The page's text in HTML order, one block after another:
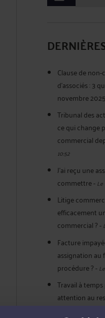
Clause de
d'associés : 3
novembre 2025
Tribunal des
ce qui change
commercial
10:52
J'ai reçu une
commettre-Le
Litige
efficacement
commercial ?-
Facture
assignation
procédure ?-
Travail à
attention au